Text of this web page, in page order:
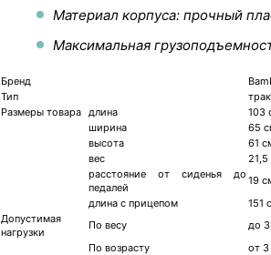
Материал корпуса: прочный
Максимальная
Бренд
Тип
Размеры товара
длина
103
ширина
65
высота
61
вес
21,5
расстояние от сиденья до
педалей
19
длина с прицепом
151
Допустимая
нагрузки
По весу
до
По возрасту
от 3